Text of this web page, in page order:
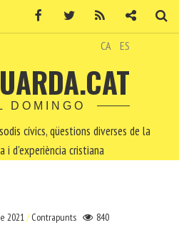
CA ES
DOMINGO
cívics, qüestions diverses de la
i d'experiència cristiana
2021 Contrapunts 840
Facebook Twitter Contacte